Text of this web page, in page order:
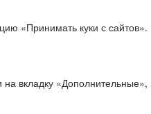
«Принимать куки с сайтов».
вкладку